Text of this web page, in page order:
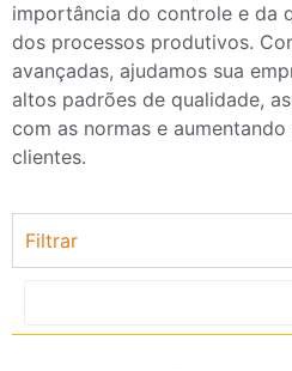
importância do controle e da
dos processos produtivos.
avançadas, ajudamos sua
altos padrões de qualidade,
com as normas e
clientes.
Filtrar